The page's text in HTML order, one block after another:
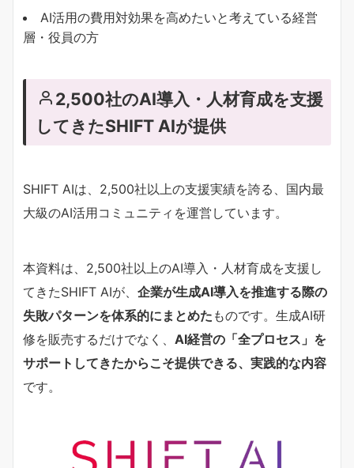
AI活用の費用対効果を高めたいと考えている経営
層・役員の方
2,500社のAI導入・人材育成を支援
してきたSHIFT AIが提供
SHIFT AIは、2,500社以上の支援実績を誇る、国内最
大級のAI活用コミュニティを運営しています。
本資料は、2,500社以上のAI導入・人材育成を支援し
てきたSHIFT AIが、 企業が生成AI導入を推進する際の
失敗パターンを体系的にまとめた ものです。生成AI研
修を販売するだけでなく、 AI経営の「全プロセス」を
サポートしてきたからこそ提供できる、実践的な内容
です。